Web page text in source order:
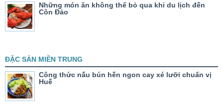
Những món ăn không thể bỏ qua khi du lịch đến
Côn Đảo
ĐẶC SẢN MIỀN TRUNG
Công thức nấu bún hến ngon cay xé lưỡi chuẩn vị
Huế